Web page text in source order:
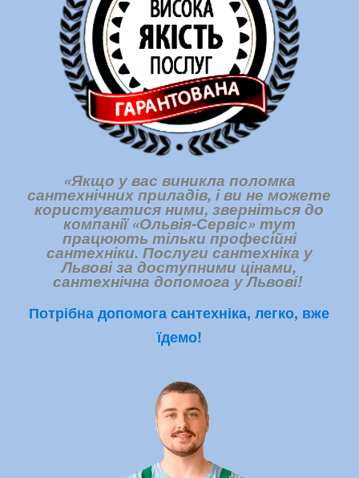
«Якщо у вас виникла поломка
сантехнічних приладів, і ви не можете
користуватися ними, зверніться до
компанії «Ольвія-Сервіс» тут
працюють тільки професійні
сантехніки. Послуги сантехніка у
Львові за доступними цінами,
сантехнічна допомога у Львові!
Потрібна допомога сантехніка, легко, вже
їдемо!